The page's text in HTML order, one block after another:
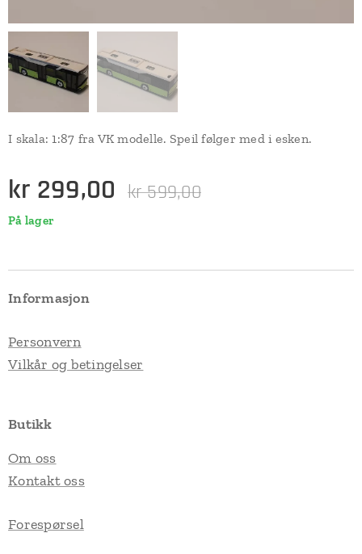
I skala: 1:87 fra VK modelle. Speil følger med i esken.
kr 299,00 kr599,00
På lager
Informasjon
Personvern
Vilkår og betingelser
Butikk
Om oss
Kontakt oss
Forespørsel